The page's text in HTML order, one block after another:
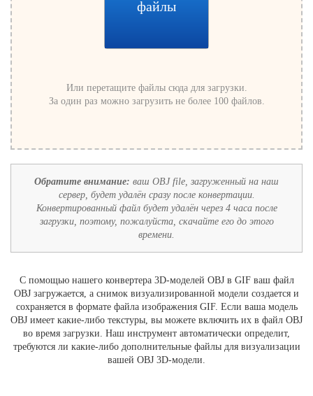
файлы
Или перетащите файлы сюда для загрузки.
За один раз можно загрузить не более 100 файлов.
Обратите внимание: ваш OBJ file, загруженный на наш
сервер, будет удалён сразу после конвертации.
Конвертированный файл будет удалён через 4 часа после
загрузки, поэтому, пожалуйста, скачайте его до этого
времени.
С помощью нашего конвертера 3D-моделей OBJ в GIF ваш файл
OBJ загружается, а снимок визуализированной модели создается и
сохраняется в формате файла изображения GIF. Если ваша модель
OBJ имеет какие-либо текстуры, вы можете включить их в файл OBJ
во время загрузки. Наш инструмент автоматически определит,
требуются ли какие-либо дополнительные файлы для визуализации
вашей OBJ 3D-модели.